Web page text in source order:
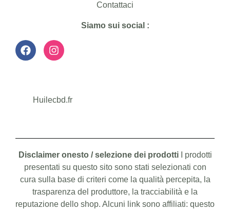
Contattaci
Siamo sui social :
Huilecbd.fr
Disclaimer onesto / selezione dei prodottiI prodotti
presentati su questo sito sono stati selezionati con
cura sulla base di criteri come la qualità percepita, la
trasparenza del produttore, la tracciabilità e la
reputazione dello shop. Alcuni link sono affiliati: questo